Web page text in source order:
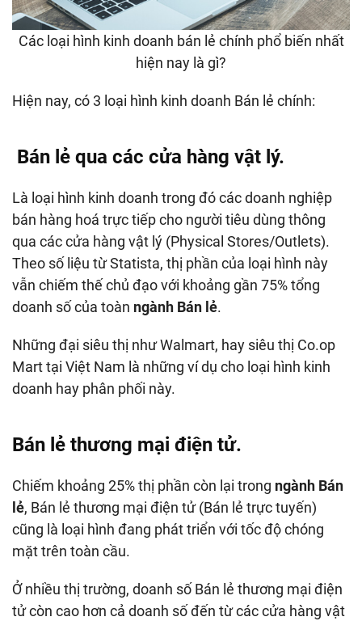
Các loại hình kinh doanh bán lẻ chính phổ biến nhất
hiện nay là gì?
Hiện nay, có 3 loại hình kinh doanh Bán lẻ chính:
Bán lẻ qua các cửa hàng vật lý.
Là loại hình kinh doanh trong đó các doanh nghiệp
bán hàng hoá trực tiếp cho người tiêu dùng thông
qua các cửa hàng vật lý (Physical Stores/Outlets).
Theo số liệu từ Statista, thị phần của loại hình này
vẫn chiếm thế chủ đạo với khoảng gần 75% tổng
doanh số của toàn ngành Bán lẻ.
Những đại siêu thị như Walmart, hay siêu thị Co.op
Mart tại Việt Nam là những ví dụ cho loại hình kinh
doanh hay phân phối này.
Bán lẻ thương mại điện tử.
Chiếm khoảng 25% thị phần còn lại trong ngành Bán
lẻ, Bán lẻ thương mại điện tử (Bán lẻ trực tuyến)
cũng là loại hình đang phát triển với tốc độ chóng
mặt trên toàn cầu.
Ở nhiều thị trường, doanh số Bán lẻ thương mại điện
tử còn cao hơn cả doanh số đến từ các cửa hàng vật